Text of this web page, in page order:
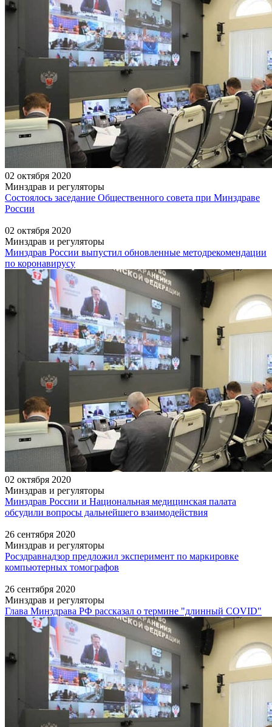
02 октября 2020
Минздрав и регуляторы
Состоялось заседание Общественного совета при Минздраве
России
02 октября 2020
Минздрав и регуляторы
Минздрав России выпустил обновленные методрекомендации
по коронавирусу
02 октября 2020
Минздрав и регуляторы
Минздрав России и Национальная медицинская палата
обсудили вопросы дальнейшего взаимодействия
26 сентября 2020
Минздрав и регуляторы
Росздравнадзор предложил эксперимент по маркировке
компьютерных томографов
26 сентября 2020
Минздрав и регуляторы
Глава Минздрава РФ рассказал о термине "длинный COVID"